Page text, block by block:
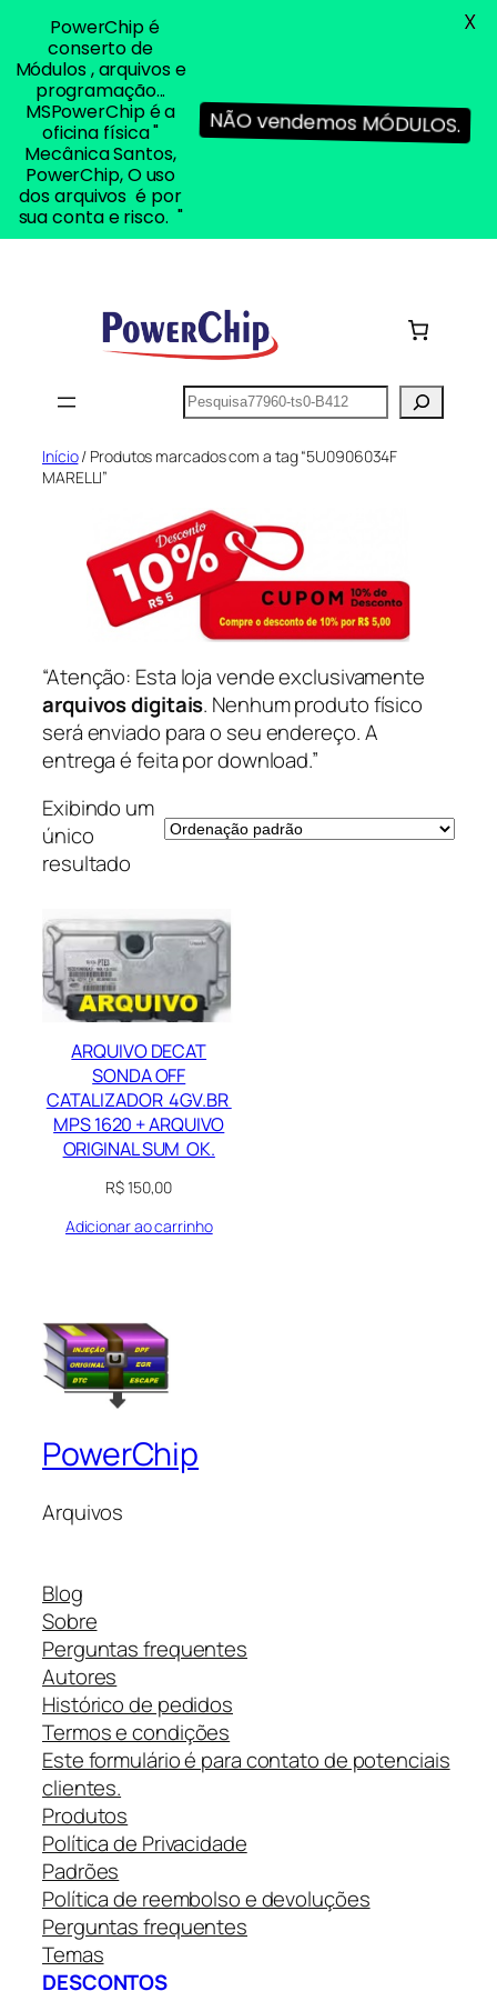
Pesquisar
Início/ Produtos marcados com a tag “5U0906034F
MARELLI”
“Atenção: Esta loja vende exclusivamente
arquivos digitais. Nenhum produto físico
será enviado para o seu endereço. A
entrega é feita por download.”
Exibindo um
único
resultado
ARQUIVO DECAT
SONDA OFF
CATALIZADOR 4GV.BR
MPS 1620 + ARQUIVO
ORIGINAL SUM OK.
R$150,00
Adicionar ao carrinho
PowerChip
Arquivos
Blog
Sobre
Perguntas frequentes
Autores
Histórico de pedidos
Termos e condições
Este formulário é para contato de potenciais
clientes.
Produtos
Política de Privacidade
Padrões
Política de reembolso e devoluções
Perguntas frequentes
Temas
DESCONTOS
PowerChip é
conserto de
Módulos , arquivos e
programação...
MSPowerChip é a
oficina física "
Mecânica Santos,
PowerChip, O uso
dos arquivos é por
sua conta e risco. "
NÃO vendemos MÓDULOS.
X